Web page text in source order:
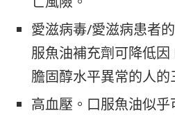
愛滋病毒/愛滋病患者
服魚油補充劑可降低
膽固醇水平異常的人的
高血壓。口服魚油似